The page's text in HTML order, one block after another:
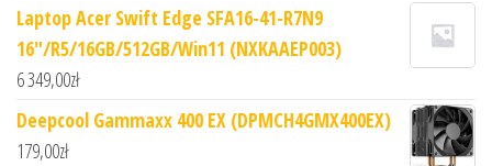
Laptop Acer Swift Edge SFA16-41-R7N9
16"/R5/16GB/512GB/Win11 (NXKAAEP003)
6 349,00zł
Deepcool Gammaxx 400 EX (DPMCH4GMX400EX)
179,00zł